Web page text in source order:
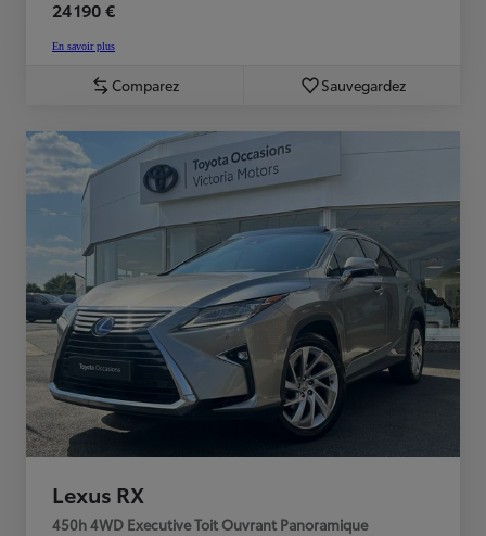
24 190 €
En savoir plus
Comparez Sauvegardez
Lexus RX
450h 4WD Executive Toit Ouvrant Panoramique